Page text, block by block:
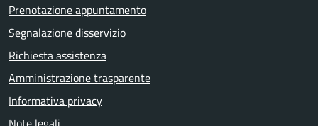
Prenotazione appuntamento
Segnalazione disservizio
Richiesta assistenza
Amministrazione trasparente
Informativa privacy